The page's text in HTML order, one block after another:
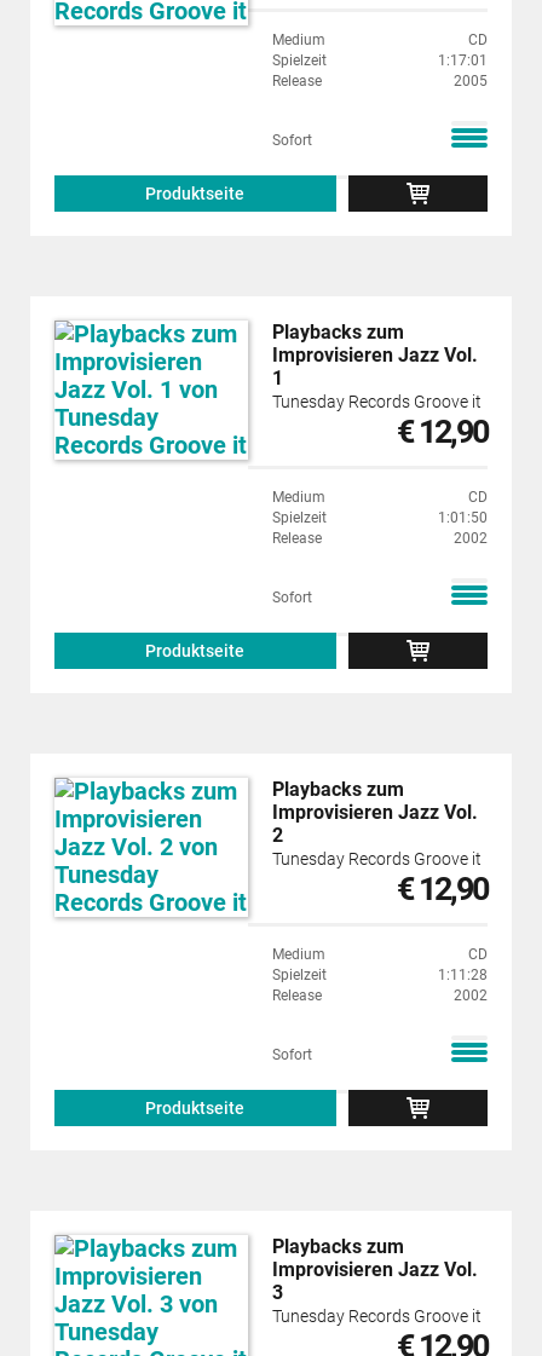
Medium
CD
Spielzeit
1:17:01
Release
2005
Sofort
Produktseite
Playbacks zum
Improvisieren Jazz Vol.
1
Tunesday Records Groove it
€ 12,90
Medium
CD
Spielzeit
1:01:50
Release
2002
Sofort
Produktseite
Playbacks zum
Improvisieren Jazz Vol.
2
Tunesday Records Groove it
€ 12,90
Medium
CD
Spielzeit
1:11:28
Release
2002
Sofort
Produktseite
Playbacks zum
Improvisieren Jazz Vol.
3
Tunesday Records Groove it
€ 12,90